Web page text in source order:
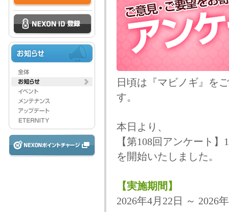
日頃は『マビノギ』を
す。
本日より、
【第108回アンケート
を開始いたしました。
【実施期間】
2026年4月22日 ～ 2026